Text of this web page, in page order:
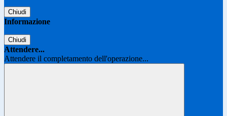
Chiudi
Informazione
Chiudi
Attendere...
Attendere il completamento dell'operazione...